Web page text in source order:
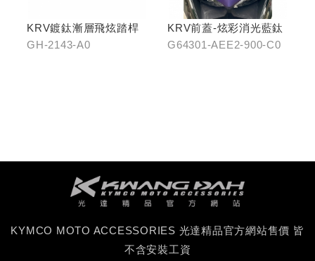
KRV鍍鈦漸層飛炫踏桿
GH-2143-A0
KRV前蓋-炫彩消光藍鈦
G64301-AEE2-900-C0
KYMCO MOTO ACCESSORIES 光達精品官方網站售價 皆
不含安裝工資